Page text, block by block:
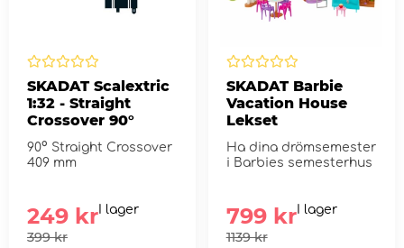
SKADAT Scalextric
1:32 - Straight
Crossover 90°
90° Straight Crossover
409 mm
399 kr
249 kr I lager
SKADAT Barbie
Vacation House
Lekset
Ha dina drömsemester
i Barbies semesterhus
1139 kr
799 krI lager